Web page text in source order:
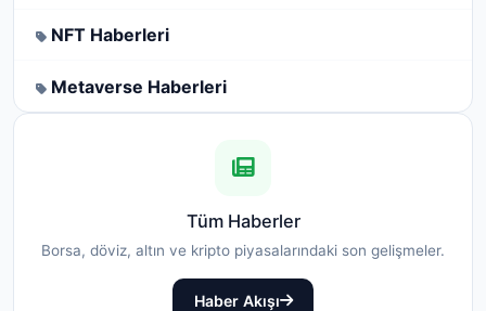
NFT Haberleri
Metaverse Haberleri
Tüm Haberler
Borsa, döviz, altın ve kripto piyasalarındaki son gelişmeler.
Haber Akışı